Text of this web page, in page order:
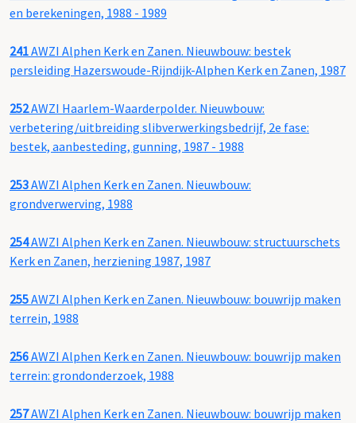
en berekeningen, 1988 - 1989
241AWZI Alphen Kerk en Zanen. Nieuwbouw: bestek
persleiding Hazerswoude-Rijndijk-Alphen Kerk en Zanen, 1987
252AWZI Haarlem-Waarderpolder. Nieuwbouw:
verbetering/uitbreiding slibverwerkingsbedrijf, 2e fase:
bestek, aanbesteding, gunning, 1987 - 1988
253AWZI Alphen Kerk en Zanen. Nieuwbouw:
grondverwerving, 1988
254AWZI Alphen Kerk en Zanen. Nieuwbouw: structuurschets
Kerk en Zanen, herziening 1987, 1987
255AWZI Alphen Kerk en Zanen. Nieuwbouw: bouwrijp maken
terrein, 1988
256AWZI Alphen Kerk en Zanen. Nieuwbouw: bouwrijp maken
terrein: grondonderzoek, 1988
257AWZI Alphen Kerk en Zanen. Nieuwbouw: bouwrijp maken